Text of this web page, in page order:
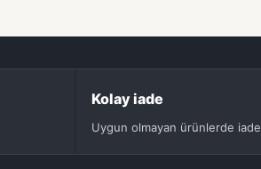
Kolay iade
Uygun olmayan ürünlerde